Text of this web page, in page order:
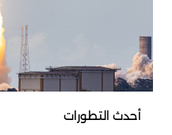
أحدث التطورات